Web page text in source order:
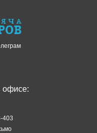
офисе:
403